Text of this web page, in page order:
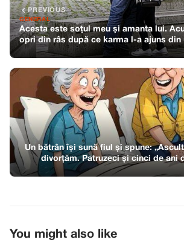
PREVIOUS
GENERAL
Acesta este soțul meu și amanta lui.
opri din râs după ce karma l-a ajuns din
Un bătrân își sună fiul și spune:
divorțăm. Patruzeci și cinci de ani
You might also like